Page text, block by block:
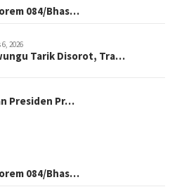
084/Bhas…
2026
Tarik Disorot, Tra…
Presiden Pr…
084/Bhas…